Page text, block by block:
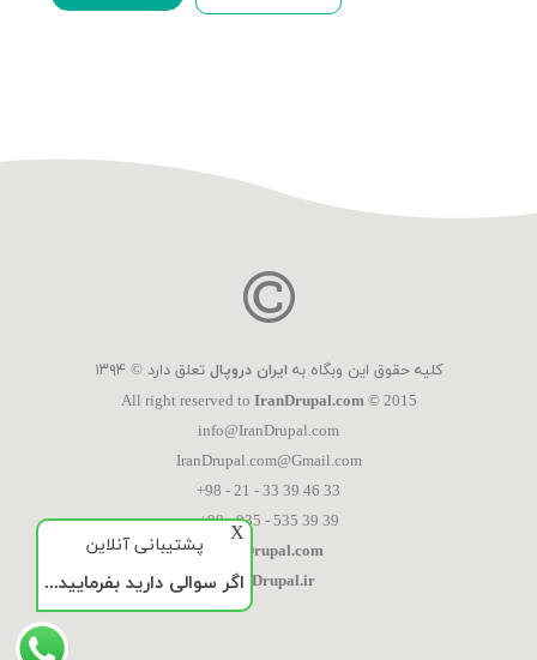
کلیه حقوق این وبگاه به ایران دروپال تعلق دارد © ۱۳۹۴
All right reserved to IranDrupal.com© 2015
info@IranDrupal.com
IranDrupal.com@Gmail.com
+98 - 21 - 33 39 46 33
+98 - 935 - 535 39 39
IranDrupal.com
IranDrupal.ir
X
پشتیبانی آنلاین
اگر سوالی دارید بفرمایید...